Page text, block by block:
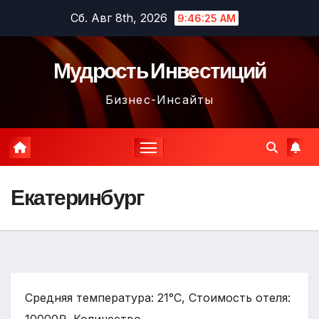
содержимому
Сб. Авг 8th, 2026 9:46:26 AM
Мудрость Инвестиций
Бизнес-Инсайты
Екатеринбург
Средняя температура: 21°C, Стоимость отеля: